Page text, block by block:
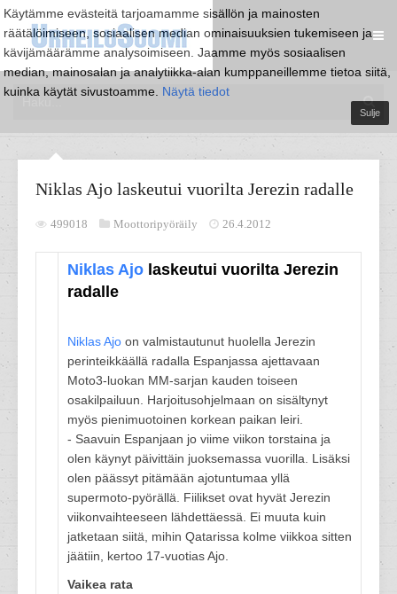
Käytämme evästeitä tarjoamamme sisällön ja mainosten
räätälöimiseen, sosiaalisen median ominaisuuksien tukemiseen ja
kävijämäärämme analysoimiseen. Jaamme myös sosiaalisen
median, mainosalan ja analytiikka-alan kumppaneillemme tietoa siitä,
kuinka käytät sivustoamme. Näytä tiedot
Sulje
Niklas Ajo laskeutui vuorilta Jerezin radalle
499018 Moottoripyöräily 26.4.2012
Niklas Ajo laskeutui vuorilta Jerezin
radalle
Niklas Ajo on valmistautunut huolella Jerezin
perinteikkäällä radalla Espanjassa ajettavaan
Moto3-luokan MM-sarjan kauden toiseen
osakilpailuun. Harjoitusohjelmaan on sisältynyt
myös pienimuotoinen korkean paikan leiri.
- Saavuin Espanjaan jo viime viikon torstaina ja
olen käynyt päivittäin juoksemassa vuorilla. Lisäksi
olen päässyt pitämään ajotuntumaa yllä
supermoto-pyörällä. Fiilikset ovat hyvät Jerezin
viikonvaihteeseen lähdettäessä. Ei muuta kuin
jatketaan siitä, mihin Qatarissa kolme viikkoa sitten
jäätiin, kertoo 17-vuotias Ajo.
Vaikea rata